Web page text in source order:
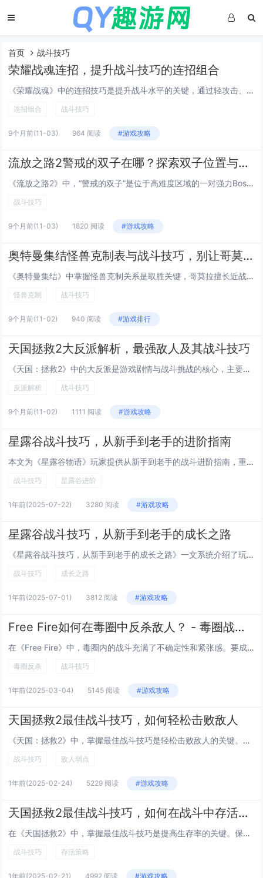
首页 战斗技巧
荣耀战魂连招，提升战斗技巧的连招组合
《荣耀战魂》中的连招技巧是提升战斗水平的关键，通过轻攻击、重攻击与格挡的灵活切换，玩家可打出流畅连击，轻攻击起手接重攻击破防，再结合方向推断进行精准反击，能有效压制对手，掌握不同武器英雄的独特连招节奏，如武士的快速连斩或骑士的蓄力重击，配合...
连招组合 战斗技巧
9个月前(11-03) 964 阅读 #游戏攻略
流放之路2警戒的双子在哪？探索双子位置与战斗技巧
《流放之路2》中，“警戒的双子”是位于高难度区域的一对强力Boss，通常出现在深渊地牢或特定剧情关卡中，玩家需完成前置任务并解锁通往双子神殿的地图才能挑战，双子分别拥有物理与元素攻击能力，战斗中会交替激活护盾与狂暴状态，需注意走位躲避范围技...
战斗技巧
9个月前(11-03) 1820 阅读 #游戏攻略
奥特曼集结怪兽克制表与战斗技巧，别让哥莫拉一拳把你送回童年
《奥特曼集结》中掌握怪兽克制关系是取胜关键，哥莫拉擅长近战重击，但惧怕高速远程型英雄；巴尔坦星人虽灵活，却弱于控制类技能，合理搭配阵容，利用属性相克可大幅提升胜率，战斗中需注意走位与技能释放时机，避免被强力怪兽一击秒杀，掌握技巧，才能在战场...
怪兽克制 战斗技巧
9个月前(11-02) 940 阅读 #游戏排行
天国拯救2大反派解析，最强敌人及其战斗技巧
《天国：拯救2》中的大反派是游戏剧情与战斗挑战的核心，主要包括残暴贵族拉迪斯拉夫·冯·利希滕贝格和神秘的黑魔法师海因里希，他们不仅推动着主线冲突，也代表着道德与权力的极端对立，拉迪斯拉夫凭借重甲骑兵与高爆发近战技能成为最强物理敌人，而海因里...
反派解析 战斗技巧
9个月前(11-02) 1111 阅读 #游戏攻略
星露谷战斗技巧，从新手到老手的进阶指南
本文为《星露谷物语》玩家提供从新手到老手的战斗进阶指南，重点讲解战斗系统的核心机制与实用技巧。内容涵盖基础操作、武器选择、技能搭配、敌人行为模式分析以及地牢探险策略。通过逐步提升战斗意识与操作熟练度，玩家可更高效地应对各类敌人与挑战，提升游...
战斗技巧 星露谷进阶
1年前(2025-07-22) 3280 阅读 #游戏攻略
星露谷战斗技巧，从新手到老手的成长之路
《星露谷战斗技巧，从新手到老手的成长之路》一文系统介绍了玩家在星露谷游戏中提升战斗能力的全过程。文章从基础操作讲起，涵盖武器选择、技能搭配与敌人行为模式分析，帮助新手快速掌握游戏机制。随着内容深入，逐步讲解高级技巧，如走位闪避、连招输出与装...
战斗技巧 成长之路
1年前(2025-07-01) 3812 阅读 #游戏攻略
Free Fire如何在毒圈中反杀敌人？ - 毒圈战斗小技巧
在《Free Fire》中，毒圈内的战斗充满了不确定性和紧张感。要成功反杀敌人，首先要保持冷静并合理利用地形。进入毒圈前，确保装备齐全，优先选择高伤害武器，并携带充足的医疗物资。进入毒圈后，迅速找到掩体，避免暴露在开阔地带。观察敌人的动向，...
毒圈反杀 战斗技巧
1年前(2025-03-04) 5145 阅读 #游戏攻略
天国拯救2最佳战斗技巧，如何轻松击败敌人
《天国：拯救2》中，掌握最佳战斗技巧是轻松击败敌人的关键。保持灵活的移动至关重要，利用侧移和闪避来躲避敌人的攻击，并寻找反击机会。了解敌人攻击模式，通过观察其动作预判招式，及时格挡或反击。武器选择也很重要，根据不同的敌人类型选用剑、斧或长矛...
战斗技巧 敌人弱点
1年前(2025-02-24) 5229 阅读 #游戏攻略
天国拯救2最佳战斗技巧，如何在战斗中存活更久？
在《天国拯救2》中，掌握最佳战斗技巧是提高生存率的关键。保持移动非常重要，避免站桩输出，利用地形优势进行侧翼或背面攻击。学会格挡与闪避的时机，观察敌人的攻击前摇，合理运用盾牌格挡或侧身躲避。武器选择上，根据敌人类型灵活切换，长柄武器适合远程...
战斗技巧 存活策略
1年前(2025-02-21) 4992 阅读 #游戏攻略